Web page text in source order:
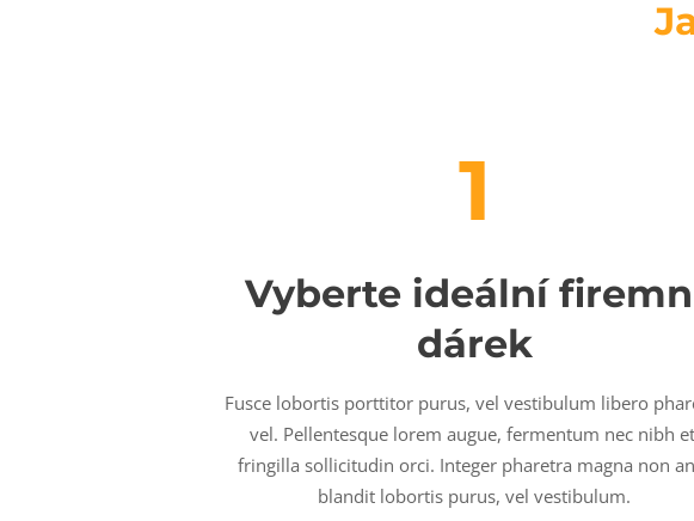
1
Vyberte ideální
dárek
Fusce lobortis porttitor purus, vel vestibulum libero
vel. Pellentesque lorem augue, fermentum nec nibh
fringilla sollicitudin orci. Integer pharetra magna non
blandit lobortis purus, vel vestibulum.